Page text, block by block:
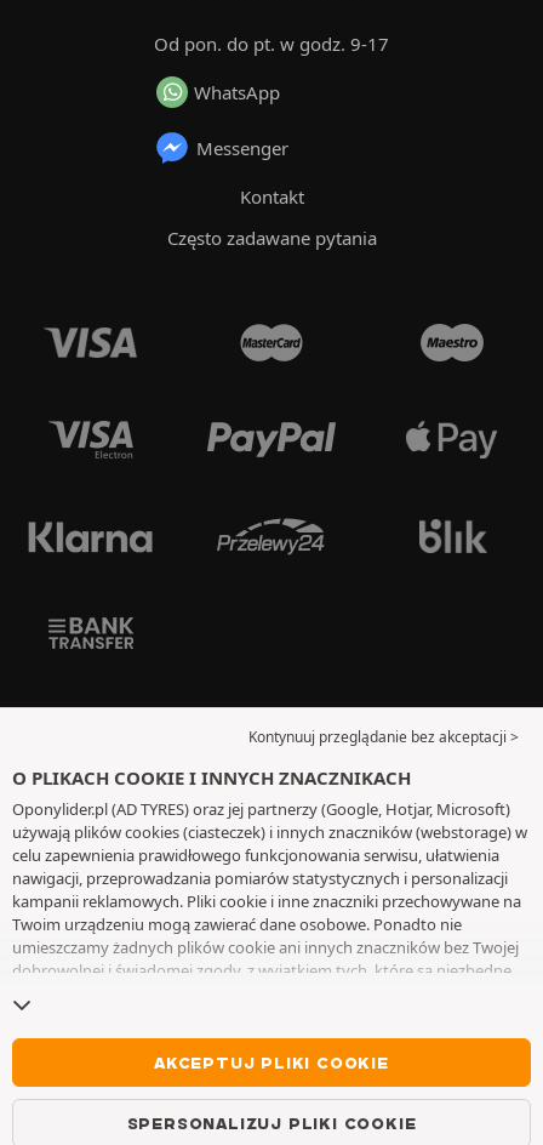
Od pon. do pt. w godz. 9-17
WhatsApp
Messenger
Kontakt
Często zadawane pytania
Kontynuuj przeglądanie bez akceptacji >
O PLIKACH COOKIE I INNYCH ZNACZNIKACH
Oponylider.pl (AD TYRES) oraz jej partnerzy (Google, Hotjar, Microsoft)
używają plików cookies (ciasteczek) i innych znaczników (webstorage) w
celu zapewnienia prawidłowego funkcjonowania serwisu, ułatwienia
nawigacji, przeprowadzania pomiarów statystycznych i personalizacji
kampanii reklamowych. Pliki cookie i inne znaczniki przechowywane na
Twoim urządzeniu mogą zawierać dane osobowe. Ponadto nie
umieszczamy żadnych plików cookie ani innych znaczników bez Twojej
dobrowolnej i świadomej zgody, z wyjątkiem tych, które są niezbędne
wycofać swoją zgodę w dowolnym momencie, przechodząc do
plikami cookie i innymi znacznikami. Możesz kontynuować przeglądanie
bez akceptowania plików cookie lub innych znaczników. Odmowa nie
wyklucza dostępu do usług AD TYRES. Aby uzyskać więcej informacji,
zapraszamy do odwiedzenia
AKCEPTUJ PLIKI COOKIE
SPERSONALIZUJ PLIKI COOKIE